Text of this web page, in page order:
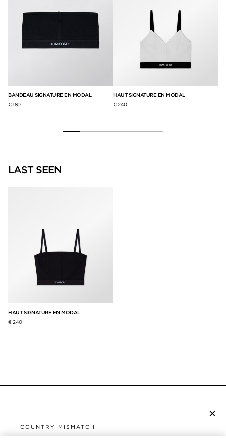
BANDEAU SIGNATURE EN MODAL
€ 180
HAUT SIGNATURE EN MODAL
€ 240
LAST SEEN
HAUT SIGNATURE EN MODAL
€ 240
×
COUNTRY MISMATCH